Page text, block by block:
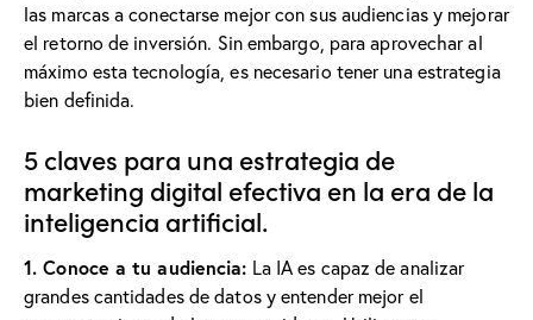
las marcas a conectarse mejor con sus audiencias y mejorar
el retorno de inversión. Sin embargo, para aprovechar al
máximo esta tecnología, es necesario tener una estrategia
bien definida.
5 claves para una estrategia de
marketing digital efectiva en la era de la
inteligencia artificial.
1. Conoce a tu audiencia: La IA es capaz de analizar
grandes cantidades de datos y entender mejor el